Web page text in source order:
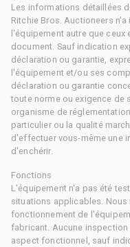
Les informations détaillées
Ritchie Bros. Auctioneers
l'équipement autre que
document. Sauf indication
déclaration ou garantie,
l'équipement et/ou ses
déclaration ou garantie
toute norme ou exigence de
organisme de
particulier ou la qualité
d'effectuer vous-même une
d'enchérir.
Fonctions
L'équipement n'a pas été
situations applicables. Nous
fonctionnement de
fabricant. Aucune
aspect fonctionnel, sauf